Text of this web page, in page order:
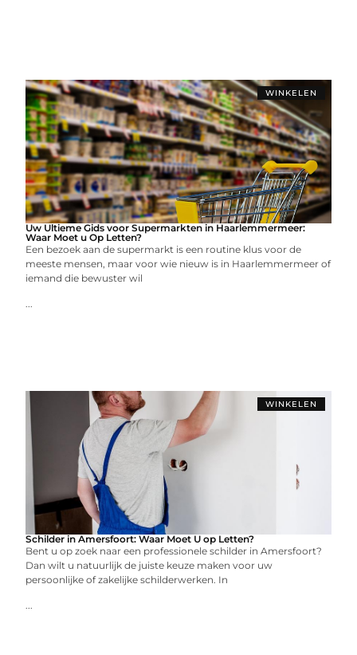
WINKELEN
Uw Ultieme Gids voor Supermarkten in Haarlemmermeer:
Waar Moet u Op Letten?
Een bezoek aan de supermarkt is een routine klus voor de
meeste mensen, maar voor wie nieuw is in Haarlemmermeer of
iemand die bewuster wil
...
WINKELEN
Schilder in Amersfoort: Waar Moet U op Letten?
Bent u op zoek naar een professionele schilder in Amersfoort?
Dan wilt u natuurlijk de juiste keuze maken voor uw
persoonlijke of zakelijke schilderwerken. In
...